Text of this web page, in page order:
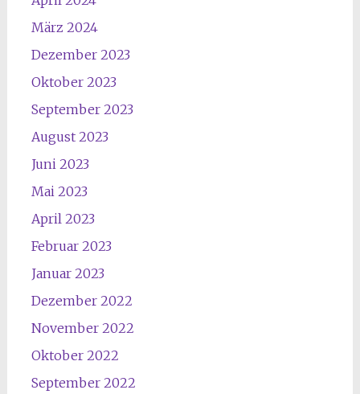
März 2024
Dezember 2023
Oktober 2023
September 2023
August 2023
Juni 2023
Mai 2023
April 2023
Februar 2023
Januar 2023
Dezember 2022
November 2022
Oktober 2022
September 2022